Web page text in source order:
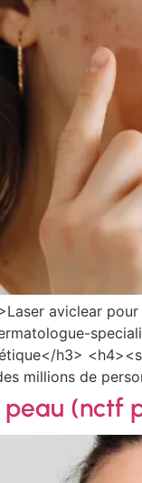
aviclear
h3>
millions de
(nctf